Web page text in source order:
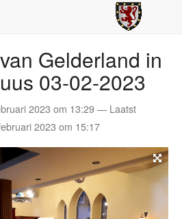
Gelderland in
03-02-2023
2023 om 13:29 — Laatst
2023 om 15:17